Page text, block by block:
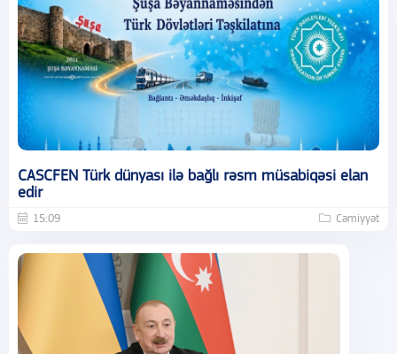
CASCFEN Türk dünyası ilə bağlı rəsm müsabiqəsi elan
edir
15:09 Cəmiyyət